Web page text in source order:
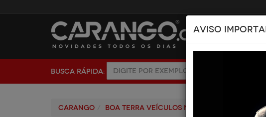
AVISO
BUSCA RÁPIDA:
Carango Boa Terra Veículos Maceió